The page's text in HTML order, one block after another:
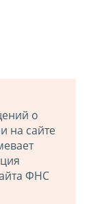
о
на сайте
ФНС